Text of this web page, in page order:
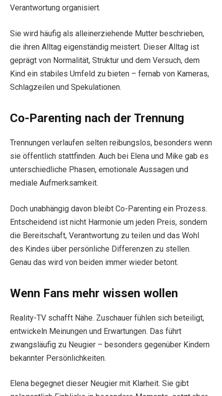
Verantwortung organisiert.
Sie wird häufig als alleinerziehende Mutter beschrieben,
die ihren Alltag eigenständig meistert. Dieser Alltag ist
geprägt von Normalität, Struktur und dem Versuch, dem
Kind ein stabiles Umfeld zu bieten – fernab von Kameras,
Schlagzeilen und Spekulationen.
Co-Parenting nach der Trennung
Trennungen verlaufen selten reibungslos, besonders wenn
sie öffentlich stattfinden. Auch bei Elena und Mike gab es
unterschiedliche Phasen, emotionale Aussagen und
mediale Aufmerksamkeit.
Doch unabhängig davon bleibt Co-Parenting ein Prozess.
Entscheidend ist nicht Harmonie um jeden Preis, sondern
die Bereitschaft, Verantwortung zu teilen und das Wohl
des Kindes über persönliche Differenzen zu stellen.
Genau das wird von beiden immer wieder betont.
Wenn Fans mehr wissen wollen
Reality-TV schafft Nähe. Zuschauer fühlen sich beteiligt,
entwickeln Meinungen und Erwartungen. Das führt
zwangsläufig zu Neugier – besonders gegenüber Kindern
bekannter Persönlichkeiten.
Elena begegnet dieser Neugier mit Klarheit. Sie gibt